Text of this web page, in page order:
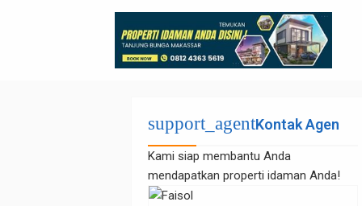
support_agentKontak Agen
Kami siap membantu Anda
mendapatkan properti idaman Anda!